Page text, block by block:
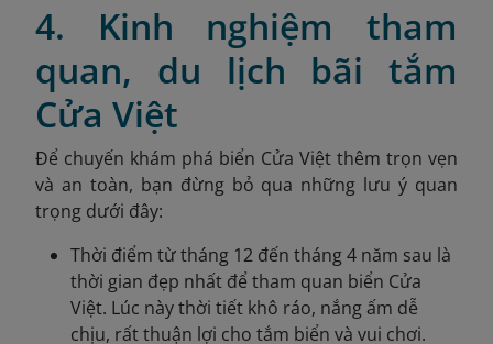
4. Kinh nghiệm tham
quan, du lịch bãi tắm
Cửa Việt
Để chuyến khám phá biển Cửa Việt thêm trọn vẹn
và an toàn, bạn đừng bỏ qua những lưu ý quan
trọng dưới đây:
Thời điểm từ tháng 12 đến tháng 4 năm sau là
thời gian đẹp nhất để tham quan biển Cửa
Việt. Lúc này thời tiết khô ráo, nắng ấm dễ
chịu, rất thuận lợi cho tắm biển và vui chơi.